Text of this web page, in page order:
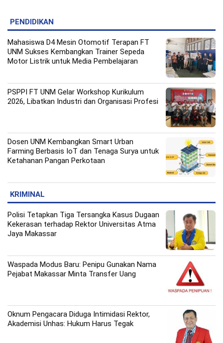
PENDIDIKAN
Mahasiswa D4 Mesin Otomotif Terapan FT
UNM Sukses Kembangkan Trainer Sepeda
Motor Listrik untuk Media Pembelajaran
PSPPI FT UNM Gelar Workshop Kurikulum
2026, Libatkan Industri dan Organisasi Profesi
Dosen UNM Kembangkan Smart Urban
Farming Berbasis IoT dan Tenaga Surya untuk
Ketahanan Pangan Perkotaan
KRIMINAL
Polisi Tetapkan Tiga Tersangka Kasus Dugaan
Kekerasan terhadap Rektor Universitas Atma
Jaya Makassar
Waspada Modus Baru: Penipu Gunakan Nama
Pejabat Makassar Minta Transfer Uang
Oknum Pengacara Diduga Intimidasi Rektor,
Akademisi Unhas: Hukum Harus Tegak